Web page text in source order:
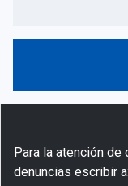
Para la atención
denuncias escribir a: